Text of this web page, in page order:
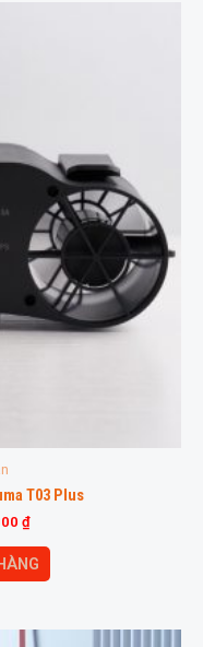
T03 Plus
₫